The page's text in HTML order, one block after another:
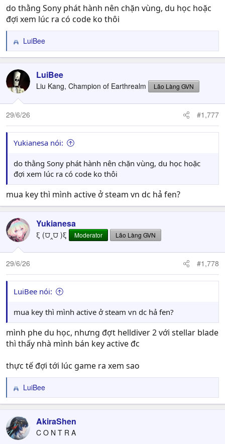
do thằng Sony phát hành nên chặn vùng, du học hoặc
đợi xem lúc ra có code ko thôi
R
e
c
t
i
o
n
s
:
LuiBee
LuiBee
Liu Kang, Champion of Earthrealm Lão Làng GVN
29/6/26 #1,777
Yukianesa nói:
do thằng Sony phát hành nên chặn vùng, du học hoặc
đợi xem lúc ra có code ko thôi
mua key thì mình active ở steam vn dc hả fen?
Yukianesa
ξ (⩌‸⩌ )ξ Moderator Lão Làng GVN
29/6/26 #1,778
LuiBee nói:
mua key thì mình active ở steam vn dc hả fen?
mình phe du học, nhưng đợt helldiver 2 với stellar blade
thì thấy nhà mình bán key active đc
thực tế đợi tới lúc game ra xem sao
R
e
c
t
i
LuiBee
AkiraShen
C O N T R A